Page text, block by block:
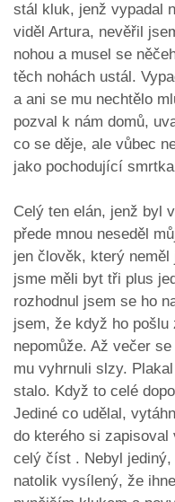
stál kluk, jenž vypadal
viděl Artura, nevěřil
nohou a musel se
těch nohách ustál.
a ani se mu nechtělo
pozval k nám domů,
co se děje, ale vůbec
jako pochodující
Celý ten elán, jenž byl
přede mnou neseděl
jen člověk, který
jsme měli byt tři plus
rozhodnul jsem se ho
jsem, že když ho
nepomůže. Až večer
mu vyhrnuli slzy.
stalo. Když to celé
Jediné co udělal,
do kterého si
celý číst . Nebyl jediný,
natolik vysílený, že